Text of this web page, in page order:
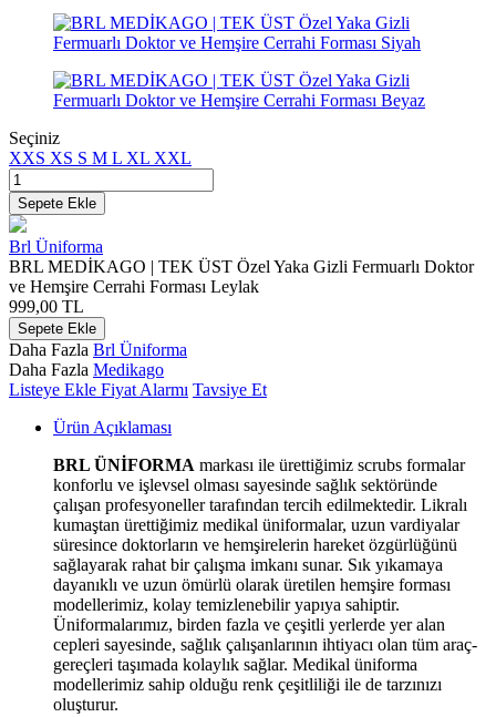
Seçiniz
XXS XS S M L XL XXL
Sepete Ekle
Brl Üniforma
BRL MEDİKAGO | TEK ÜST Özel Yaka Gizli Fermuarlı Doktor
ve Hemşire Cerrahi Forması Leylak
999,00 TL
Sepete Ekle
Daha Fazla Brl Üniforma
Daha Fazla Medikago
Listeye Ekle Fiyat Alarmı Tavsiye Et
Ürün Açıklaması
BRL ÜNİFORMA markası ile ürettiğimiz scrubs formalar
konforlu ve işlevsel olması sayesinde sağlık sektöründe
çalışan profesyoneller tarafından tercih edilmektedir. Likralı
kumaştan ürettiğimiz medikal üniformalar, uzun vardiyalar
süresince doktorların ve hemşirelerin hareket özgürlüğünü
sağlayarak rahat bir çalışma imkanı sunar. Sık yıkamaya
dayanıklı ve uzun ömürlü olarak üretilen hemşire forması
modellerimiz, kolay temizlenebilir yapıya sahiptir.
Üniformalarımız, birden fazla ve çeşitli yerlerde yer alan
cepleri sayesinde, sağlık çalışanlarının ihtiyacı olan tüm araç-
gereçleri taşımada kolaylık sağlar. Medikal üniforma
modellerimiz sahip olduğu renk çeşitliliği ile de tarzınızı
oluşturur.